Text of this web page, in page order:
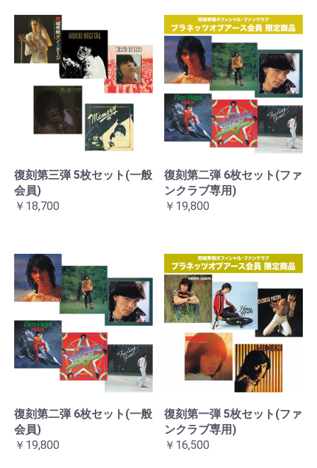
復刻第三弾 5枚セット(一般
会員)
￥18,700
復刻第二弾 6枚セット(ファ
ンクラブ専用)
￥19,800
復刻第二弾 6枚セット(一般
会員)
￥19,800
復刻第一弾 5枚セット(ファ
ンクラブ専用)
￥16,500